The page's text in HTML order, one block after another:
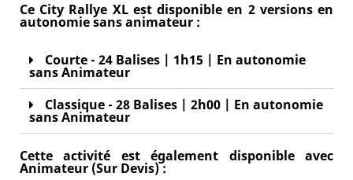
Ce City Rallye XL est disponible en 2 versions en
autonomie sans animateur :
Courte - 24 Balises | 1h15 | En autonomie
sans Animateur
Classique - 28 Balises | 2h00 | En autonomie
sans Animateur
Cette activité est également disponible avec
Animateur (Sur Devis) :